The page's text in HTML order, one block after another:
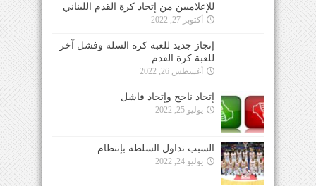
للإعلاميين من إتحاد كرة القدم اللبناني
أكتوبر 27, 2022
إنجاز جديد للعبة كرة السلة وفشل آخر
للعبة كرة القدم
أغسطس 26, 2022
إتحاد ناجح وإتحاد فاشل
يوليو 25, 2022
السبب تداول السلطة بإنتظام
يوليو 24, 2022